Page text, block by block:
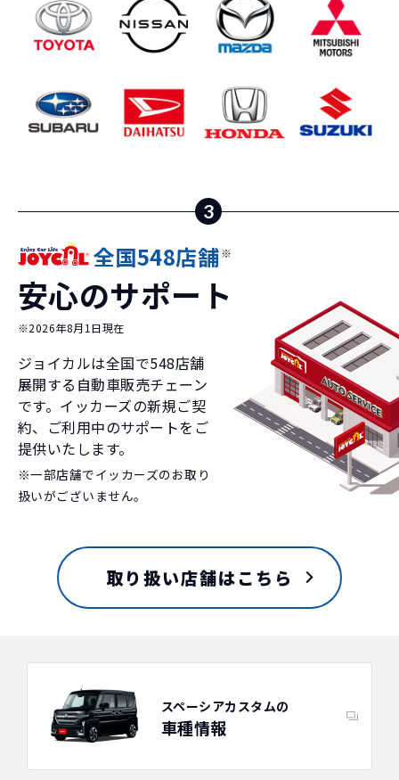
3
全国548店舗※
安心のサポート
※2026年8月1日現在
ジョイカルは全国で548店舗
展開する自動車販売チェーン
です。イッカーズの新規ご契
約、ご利用中のサポートをご
提供いたします。
※一部店舗でイッカーズのお取り
扱いがございません。
取り扱い店舗はこちら
スペーシアカスタムの
車種情報